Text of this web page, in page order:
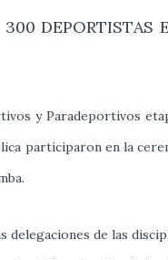
DEPORTISTAS
y Paradeportivos
participaron en la
de las